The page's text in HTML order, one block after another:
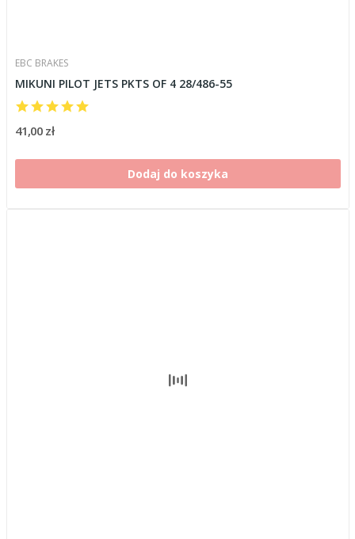
EBC BRAKES
MIKUNI PILOT JETS PKTS OF 4 28/486-55
41,00 zł
Dodaj do koszyka